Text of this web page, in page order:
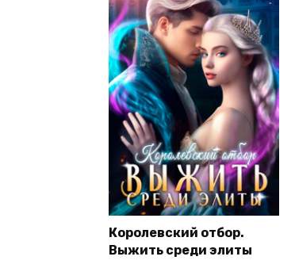
Королевский отбор.
Выжить среди элиты